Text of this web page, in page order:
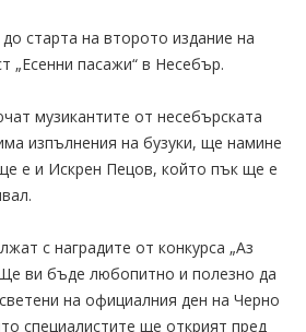
старта на второто издание на
„Есенни пасажи“ в Несебър.
музикантите от несебърската
изпълнения на бузуки, ще намине
е и Искрен Пецов, който пък ще е
с наградите от конкурса „Аз
ви бъде любопитно и полезно да
на официалния ден на Черно
специалистите ще открият пред